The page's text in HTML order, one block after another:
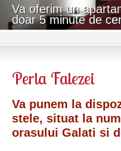
Va oferim un
doar 5 minute de
faleza superioară a
Perla Falezei
Va punem la
stele, situat la
orasului Galati si